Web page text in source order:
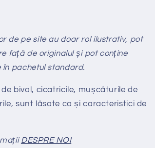
de pe site au doar rol ilustrativ, pot
față de originalul și pot conține
în pachetul standard.
bivol, cicatricile, mușcăturile de
sunt lăsate ca și caracteristici de
DESPRE NOI